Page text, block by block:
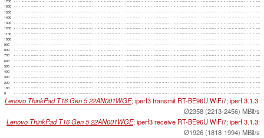
0
100
200
300
400
500
600
700
800
900
1000
1100
1200
1300
1400
1500
1600
1700
Lenovo ThinkPad T16 Gen 5 22AN001WGE; iperf3 transmit RT-BE96U WiFi7; iperf 3.1.3:
Ø2358 (2213-2456) MBit/s
Lenovo ThinkPad T16 Gen 5 22AN001WGE; iperf3 receive RT-BE96U WiFi7; iperf 3.1.3:
Ø1926 (1818-1994) MBit/s